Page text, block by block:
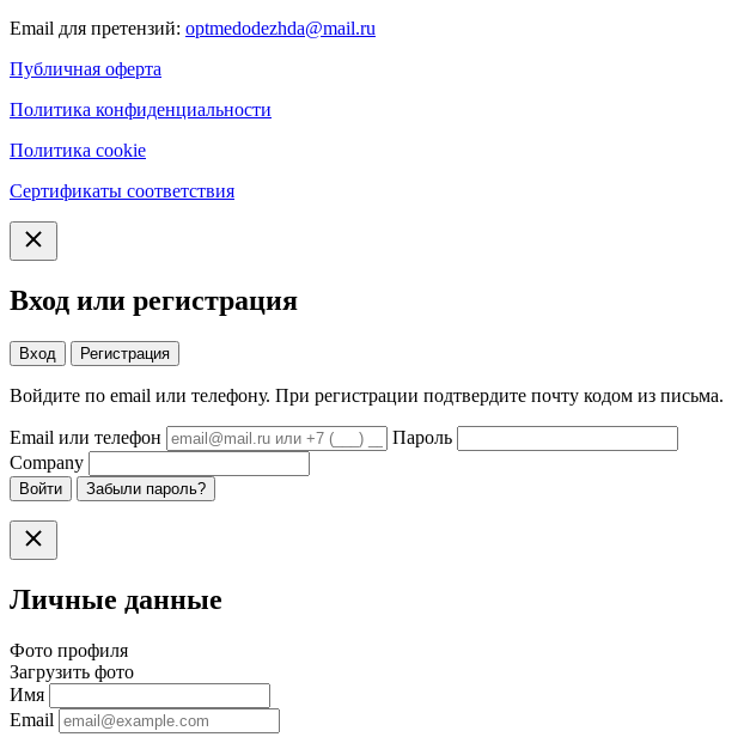
Email для претензий: optmedodezhda@mail.ru
Публичная оферта
Политика конфиденциальности
Политика cookie
Сертификаты соответствия
Вход или регистрация
Вход Регистрация
Войдите по email или телефону. При регистрации подтвердите почту кодом из письма.
Email или телефон
Пароль
Company
Войти Забыли пароль?
Личные данные
Фото профиля
Загрузить фото
Имя
Email